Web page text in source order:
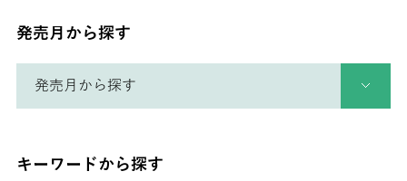
発売月から探す
キーワードから探す